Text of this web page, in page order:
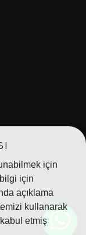
için
için
açıklama
kullanarak
etmiş